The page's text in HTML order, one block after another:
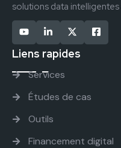
solutions data
Liens rapides
Services
Études de cas
Outils
Financement digital